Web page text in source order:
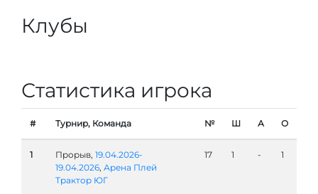
Клубы
Статистика игрока
# Турнир, Команда № Ш А О
1 Прорыв, 19.04.2026-
19.04.2026, Арена Плей
Трактор ЮГ
17 1 - 1